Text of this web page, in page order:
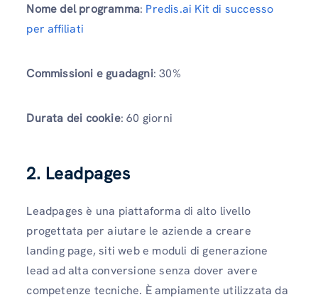
Nome del programma: Predis.ai Kit di successo
per affiliati
Commissioni e guadagni: 30%
Durata dei cookie: 60 giorni
2. Leadpages
Leadpages è una piattaforma di alto livello
progettata per aiutare le aziende a creare
landing page, siti web e moduli di generazione
lead ad alta conversione senza dover avere
competenze tecniche. È ampiamente utilizzata da